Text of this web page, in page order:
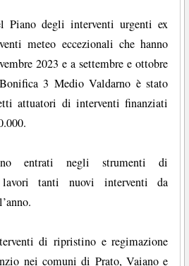
Piano degli interventi urgenti ex
meteo eccezionali che hanno
2023 e a settembre e ottobre
3 Medio Valdarno è stato
attuatori di interventi finanziati
entrati negli strumenti di
lavori tanti nuovi interventi da
di ripristino e regimazione
nei comuni di Prato, Vaiano e